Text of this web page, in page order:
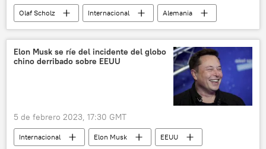
Olaf Scholz Internacional
Alemania
🌍 Europa
Rusia
📰 Operación rusa de desmilitarización y desnazificación de Ucrania
Ucrania
Elon Musk se ríe del incidente del globo
chino derribado sobre EEUU
5 de febrero 2023, 17:30 GMT
Internacional Elon Musk EEUU